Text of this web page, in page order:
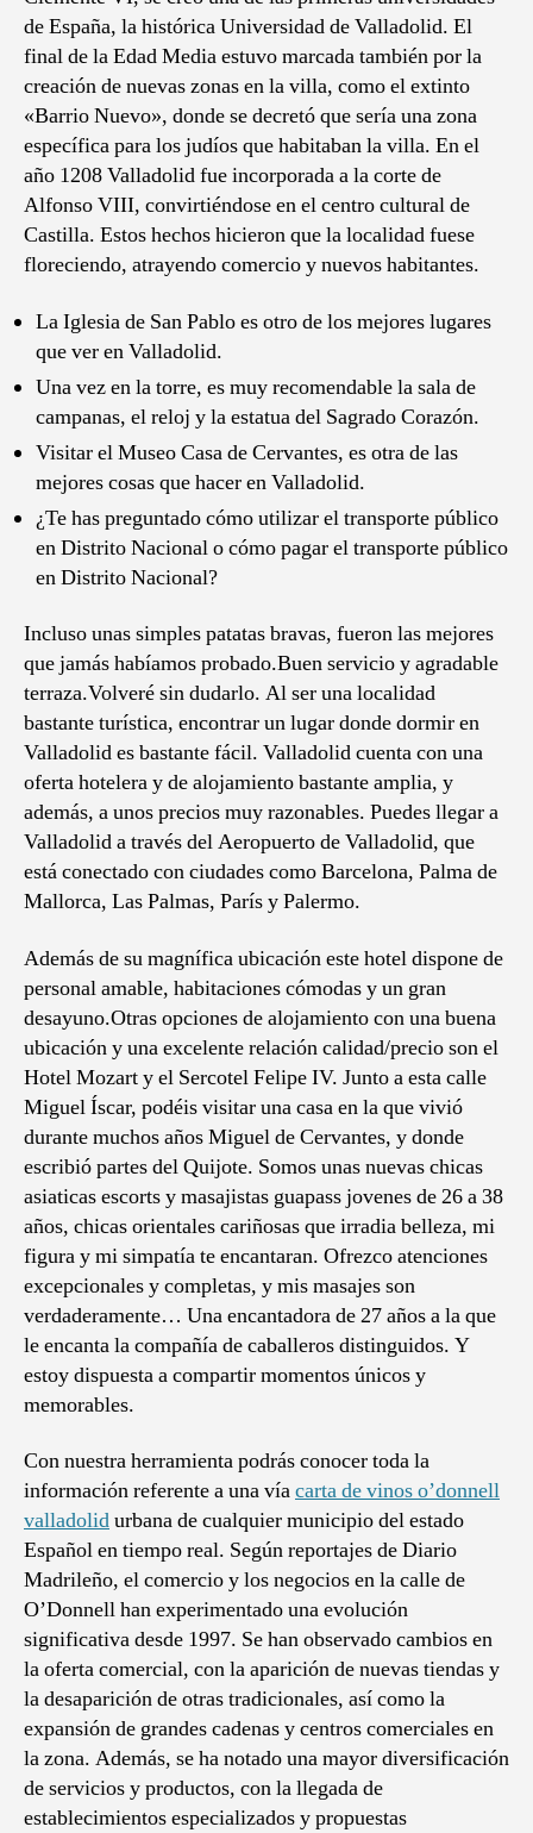
de España, la histórica Universidad de Valladolid. El
final de la Edad Media estuvo marcada también por la
creación de nuevas zonas en la villa, como el extinto
«Barrio Nuevo», donde se decretó que sería una zona
específica para los judíos que habitaban la villa. En el
año 1208 Valladolid fue incorporada a la corte de
Alfonso VIII, convirtiéndose en el centro cultural de
Castilla. Estos hechos hicieron que la localidad fuese
floreciendo, atrayendo comercio y nuevos habitantes.
La Iglesia de San Pablo es otro de los mejores lugares
que ver en Valladolid.
Una vez en la torre, es muy recomendable la sala de
campanas, el reloj y la estatua del Sagrado Corazón.
Visitar el Museo Casa de Cervantes, es otra de las
mejores cosas que hacer en Valladolid.
¿Te has preguntado cómo utilizar el transporte público
en Distrito Nacional o cómo pagar el transporte público
en Distrito Nacional?
Incluso unas simples patatas bravas, fueron las mejores
que jamás habíamos probado.Buen servicio y agradable
terraza.Volveré sin dudarlo. Al ser una localidad
bastante turística, encontrar un lugar donde dormir en
Valladolid es bastante fácil. Valladolid cuenta con una
oferta hotelera y de alojamiento bastante amplia, y
además, a unos precios muy razonables. Puedes llegar a
Valladolid a través del Aeropuerto de Valladolid, que
está conectado con ciudades como Barcelona, Palma de
Mallorca, Las Palmas, París y Palermo.
Además de su magnífica ubicación este hotel dispone de
personal amable, habitaciones cómodas y un gran
desayuno.Otras opciones de alojamiento con una buena
ubicación y una excelente relación calidad/precio son el
Hotel Mozart y el Sercotel Felipe IV. Junto a esta calle
Miguel Íscar, podéis visitar una casa en la que vivió
durante muchos años Miguel de Cervantes, y donde
escribió partes del Quijote. Somos unas nuevas chicas
asiaticas escorts y masajistas guapass jovenes de 26 a 38
años, chicas orientales cariñosas que irradia belleza, mi
figura y mi simpatía te encantaran. Ofrezco atenciones
excepcionales y completas, y mis masajes son
verdaderamente… Una encantadora de 27 años a la que
le encanta la compañía de caballeros distinguidos. Y
estoy dispuesta a compartir momentos únicos y
memorables.
Con nuestra herramienta podrás conocer toda la
información referente a una víacarta de vinos o’donnell
valladolidurbana de cualquier municipio del estado
Español en tiempo real. Según reportajes de Diario
Madrileño, el comercio y los negocios en la calle de
O’Donnell han experimentado una evolución
significativa desde 1997. Se han observado cambios en
la oferta comercial, con la aparición de nuevas tiendas y
la desaparición de otras tradicionales, así como la
expansión de grandes cadenas y centros comerciales en
la zona. Además, se ha notado una mayor diversificación
de servicios y productos, con la llegada de
establecimientos especializados y propuestas